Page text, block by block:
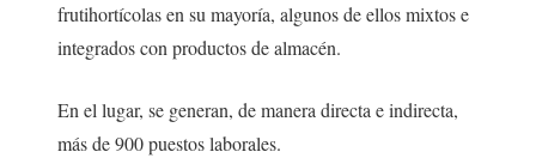
frutihortícolas en su mayoría, algunos de ellos mixtos e
integrados con productos de almacén.
En el lugar, se generan, de manera directa e indirecta,
más de 900 puestos laborales.